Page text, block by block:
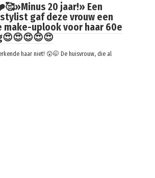
20 jaar!» Een
gaf deze vrouw een
make-uplook voor haar 60e
haar niet! 😲🤭 De huisvrouw, die al